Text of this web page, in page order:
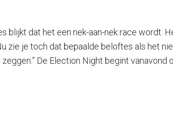
dat het een nek-aan-nek race wordt.
zie je toch dat bepaalde beloftes als het
De Election Night begint vanavond